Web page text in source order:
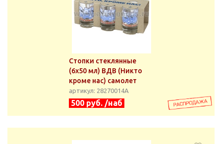
Стопки стеклянные
(6х50 мл) ВДВ (Никто
кроме нас) самолет
артикул: 28270014А
500 руб. /наб